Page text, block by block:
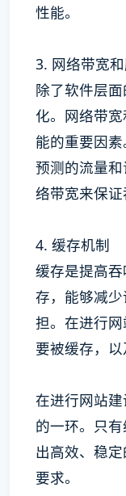
性能。
3. 网络带宽
除了软件层
化。网络带
能的重要因
预测的流量
络带宽来保证
4. 缓存机制
缓存是提高
存，能够减
担。在进行
要被缓存，以
在进行网站
的一环。只
出高效、稳
要求。